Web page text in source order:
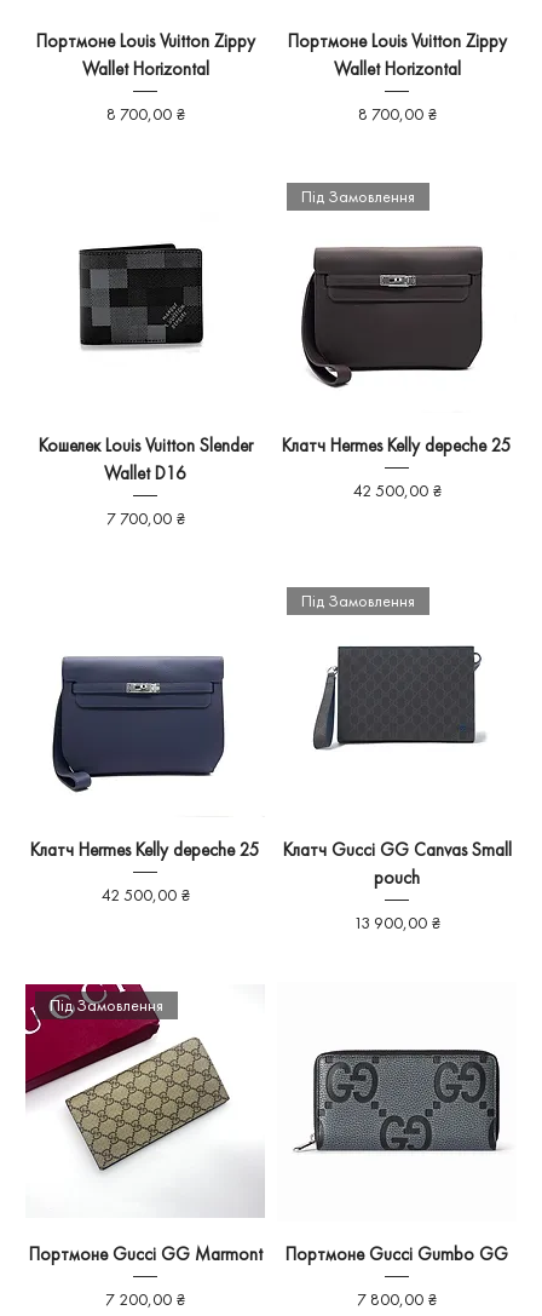
Портмоне Louis Vuitton Zippy
Wallet Horizontal
Ціна
8 700,00 ₴
Портмоне Louis Vuitton Zippy
Wallet Horizontal
Ціна
8 700,00 ₴
Кошелек Louis Vuitton Slender
Wallet D16
Ціна
7 700,00 ₴
Під Замовлення
Клатч Hermes Kelly depeche 25
Ціна
42 500,00 ₴
Клатч Hermes Kelly depeche 25
Ціна
42 500,00 ₴
Під Замовлення
Клатч Gucci GG Canvas Small
pouch
Ціна
13 900,00 ₴
Під Замовлення
Портмоне Gucci GG Marmont
Ціна
7 200,00 ₴
Портмоне Gucci Gumbo GG
Ціна
7 800,00 ₴